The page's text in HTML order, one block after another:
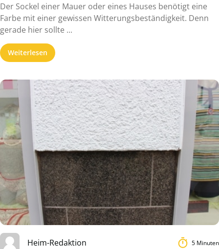
Der Sockel einer Mauer oder eines Hauses benötigt eine
Farbe mit einer gewissen Witterungsbeständigkeit. Denn
gerade hier sollte ...
Weiterlesen
Heim-Redaktion 5 Minuten